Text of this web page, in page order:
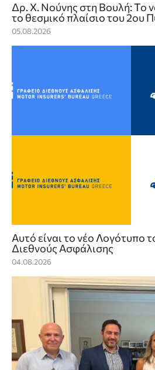
Δρ. Χ. Νούνης στη Βουλή: Το
το θεσμικό πλαίσιο του 2ου
05.08.2026
Αυτό είναι το νέο Λογότυπο
Διεθνούς Ασφάλισης
04.08.2026